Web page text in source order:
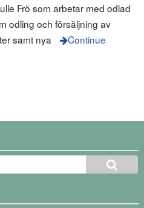
Frö som arbetar med odlad
odling och försäljning av
samt nya
Continue